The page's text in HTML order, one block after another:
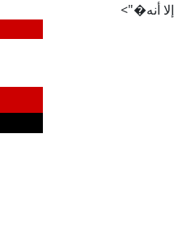
إلا أنه�">